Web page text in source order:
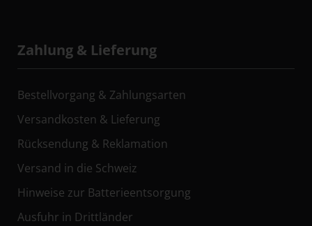
Zahlung & Lieferung
Bestellvorgang & Zahlungsarten
Versandkosten & Lieferung
Rücksendung & Reklamation
Versand in die Schweiz
Hinweise zur Batterieentsorgung
Ausfuhr in Drittländer